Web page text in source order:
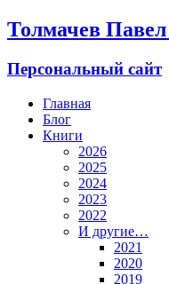
Толмачев
Персональный сайт
Главная
Блог
Книги
2026
2025
2024
2023
2022
И другие…
2021
2020
2019